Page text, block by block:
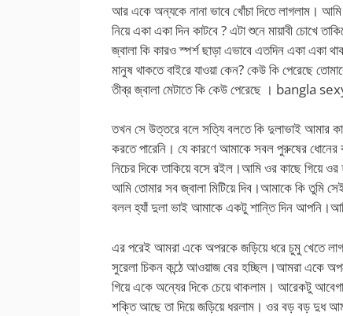
আর একে অন্যকে নানা ভাবে খোঁচা দিতে লাগলাম।
নিয়ে একা একা দিন কাটবে ? এটা শুনে মায়াবী চোখে
জ্বালা কি কারও স্পর্শ ছাড়া এভাবে এতদিন একা একা
মানুষ থাকতে বাইরে যাওয়া কেন? কেউ কি পেরেছে
তীব্র জ্বালা মেটাতে কি কেউ পেরেছে । bangla
তখন সে উত্তরে বলে সত্যি বলতে কি দুলাভাই আমার
করতে পারেনি। যে কারণে আমাকে সবল পুরুষের
নিচের দিকে তাকিয়ে বসে রইল।আমি ওর কাছে গিয়ে
আমি তোমার সব জ্বালা মিটিয়ে দিব।আমাকে কি তুমি
বলল হ্যাঁ দুলা ভাই আমাকে একটু শান্তি দিন
এর পরেই আমরা একে অপরকে জড়িয়ে ধরে চুমু খেতে
সুরেলা চিকন কন্ঠে আওয়াজ বের হচ্ছিল।আমরা একে
গিয়ে একে অন্যের দিকে চেয়ে থাকলাম। আরেকটু
শক্তি আছে তা দিয়ে জড়িয়ে ধরলাম। ওর বড় বড়